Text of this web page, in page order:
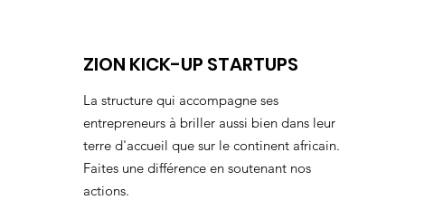
ZION KICK-UP STARTUPS
La structure qui accompagne ses
entrepreneurs à briller aussi bien dans leur
terre d'accueil que sur le continent africain.
Faites une différence en soutenant nos
actions.